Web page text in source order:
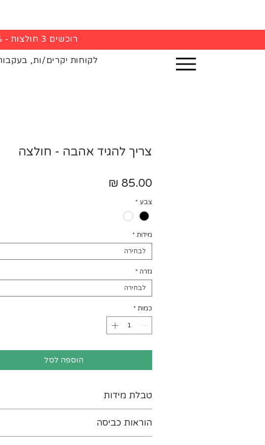
רוכשים 3 חולצות - 5% הנחה בקופה
לקוחות יקרים/ות,
צריך להגיד אהבה - חולצה
צבע *
מידות *
לבחירה
גזרה *
לבחירה
כמות *
הוספה לסל
טבלת מידות
הוראות כביסה